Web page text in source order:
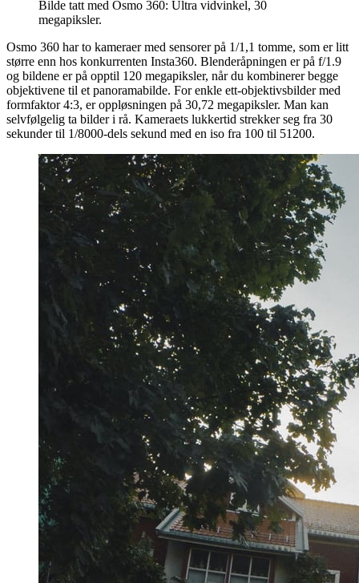
Bilde tatt med Osmo 360: Ultra vidvinkel, 30
megapiksler.
Osmo 360 har to kameraer med sensorer på 1/1,1 tomme, som er litt
større enn hos konkurrenten Insta360. Blenderåpningen er på f/1.9
og bildene er på opptil 120 megapiksler, når du kombinerer begge
objektivene til et panoramabilde. For enkle ett-objektivsbilder med
formfaktor 4:3, er oppløsningen på 30,72 megapiksler. Man kan
selvfølgelig ta bilder i rå. Kameraets lukkertid strekker seg fra 30
sekunder til 1/8000-dels sekund med en iso fra 100 til 51200.